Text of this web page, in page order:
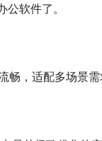
软件了。
畅，适配多场景